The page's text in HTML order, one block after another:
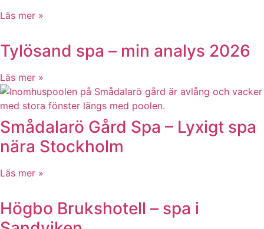
Läs mer »
Tylösand spa – min analys 2026
Läs mer »
Smådalarö Gård Spa – Lyxigt spa
nära Stockholm
Läs mer »
Högbo Brukshotell – spa i